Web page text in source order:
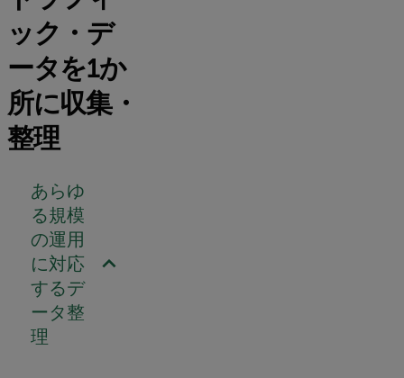
ック・デ
ータを1か
所に収集・
整理
あらゆ
る規模
の運用
に対応
するデ
ータ整
理